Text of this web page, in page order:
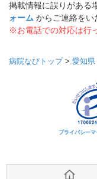
掲載情報に誤りがある
ォーム からご連絡をい
※お電話での対応は行
病院なびトップ> 愛知県
プライバシー